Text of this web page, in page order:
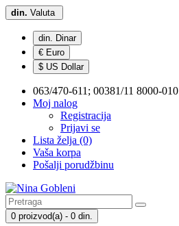
din. Valuta
din. Dinar
€ Euro
$ US Dollar
063/470-611; 00381/11 8000-010
Moj nalog
Registracija
Prijavi se
Lista želja (0)
Vaša korpa
Pošalji porudžbinu
0 proizvod(a) - 0 din.